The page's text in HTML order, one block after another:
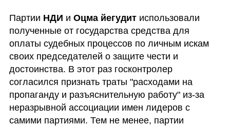
Партии НДИ и Оцма йегудит использовали
полученные от государства средства для
оплаты судебных процессов по личным искам
своих председателей о защите чести и
достоинства. В этот раз госконтролер
согласился признать траты "расходами на
пропаганду и разъяснительную работу" из-за
неразрывной ассоциации имен лидеров с
самими партиями. Тем не менее, партии